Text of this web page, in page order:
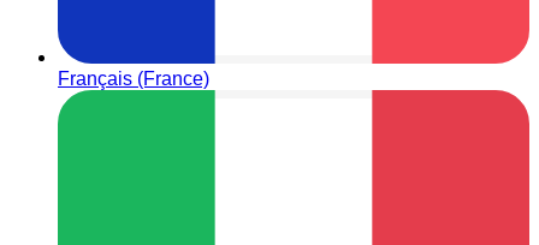
Français (France)